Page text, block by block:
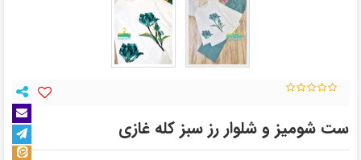
ست شومیز و شلوار رز سبز کله غازی